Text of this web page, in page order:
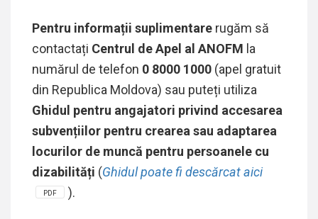
Pentru informații suplimentare rugăm să
contactați Centrul de Apel al ANOFM la
numărul de telefon 0 8000 1000 (apel gratuit
din Republica Moldova) sau puteți utiliza
Ghidul pentru angajatori privind accesarea
subvențiilor pentru crearea sau adaptarea
locurilor de muncă pentru persoanele cu
dizabilități (Ghidul poate fi descărcat aici
PDF ).